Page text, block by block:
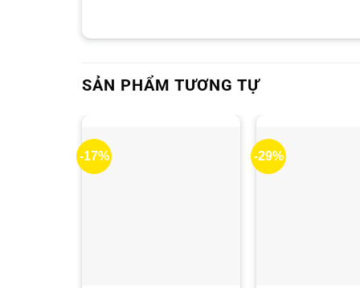
SẢN PHẨM TƯƠNG TỰ
-17% -29%